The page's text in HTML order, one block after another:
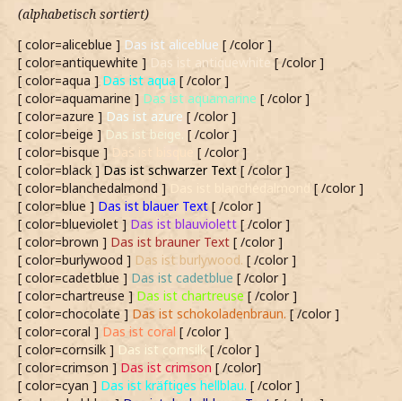
(alphabetisch sortiert)
[ color=aliceblue ] Das ist aliceblue [ /color ]
[ color=antiquewhite ] Das ist antiquewhite [ /color ]
[ color=aqua ] Das ist aqua [ /color ]
[ color=aquamarine ] Das ist aquamarine [ /color ]
[ color=azure ] Das ist azure [ /color ]
[ color=beige ] Das ist beige. [ /color ]
[ color=bisque ]
Das ist bisque
[ /color ]
[ color=black ]Das ist schwarzer Text [ /color ]
[ color=blanchedalmond ]
Das ist blanchedalmond [ /color ]
[ color=blue ] Das ist blauer Text [ /color ]
[ color=blueviolet ] Das ist blauviolett [ /color ]
[ color=brown ] Das ist brauner Text [ /color ]
[ color=burlywood ] Das ist burlywood. [ /color ]
[ color=cadetblue ] Das ist cadetblue [ /color ]
[ color=chartreuse ] Das ist chartreuse [ /color ]
[ color=chocolate ] Das ist schokoladenbraun. [ /color ]
[ color=coral ] Das ist coral [ /color ]
[ color=cornsilk ] Das ist cornsilk[ /color ]
[ color=crimson ] Das ist crimson [ /color]
[ color=cyan ] Das ist kräftiges hellblau. [ /color ]